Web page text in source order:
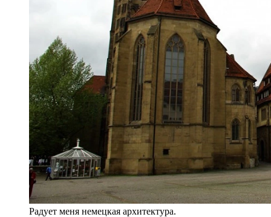
Радует меня немецкая архитектура.